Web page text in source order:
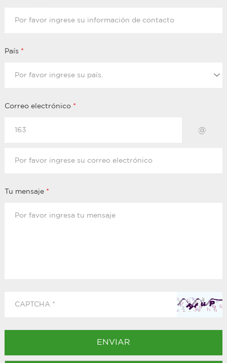
País *
Correo electrónico *
@
Tu mensaje *